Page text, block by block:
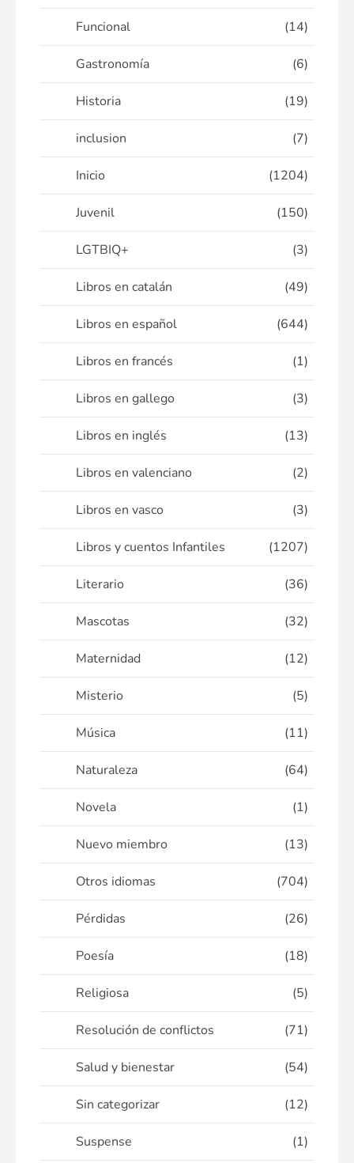
Funcional (14)
Gastronomía (6)
Historia (19)
inclusion (7)
Inicio (1204)
Juvenil (150)
LGTBIQ+ (3)
Libros en catalán (49)
Libros en español (644)
Libros en francés (1)
Libros en gallego (3)
Libros en inglés (13)
Libros en valenciano (2)
Libros en vasco (3)
Libros y cuentos Infantiles (1207)
Literario (36)
Mascotas (32)
Maternidad (12)
Misterio (5)
Música (11)
Naturaleza (64)
Novela (1)
Nuevo miembro (13)
Otros idiomas (704)
Pérdidas (26)
Poesía (18)
Religiosa (5)
Resolución de conflictos (71)
Salud y bienestar (54)
Sin categorizar (12)
Suspense (1)